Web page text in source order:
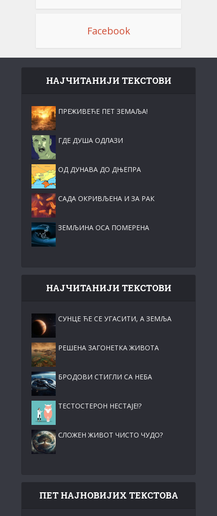
Facebook
НАЈЧИТАНИЈИ ТЕКСТОВИ
ПРЕЖИВЕЋЕ ПЕТ ЗЕМАЉА!
ГДЕ ДУША ОДЛАЗИ
ОД ДУНАВА ДО ДЊЕПРА
САДА ОКРИВЉЕНА И ЗА РАК
ЗЕМЉИНА ОСА ПОМЕРЕНА
НАЈЧИТАНИЈИ ТЕКСТОВИ
СУНЦЕ ЋЕ СЕ УГАСИТИ, А ЗЕМЉА
РЕШЕНА ЗАГОНЕТКА ЖИВОТА
БРОДОВИ СТИГЛИ СА НЕБА
ТЕСТОСТЕРОН НЕСТАЈЕ!?
СЛОЖЕН ЖИВОТ ЧИСТО ЧУДО?
ПЕТ НАЈНОВИЈИХ ТЕКСТОВА